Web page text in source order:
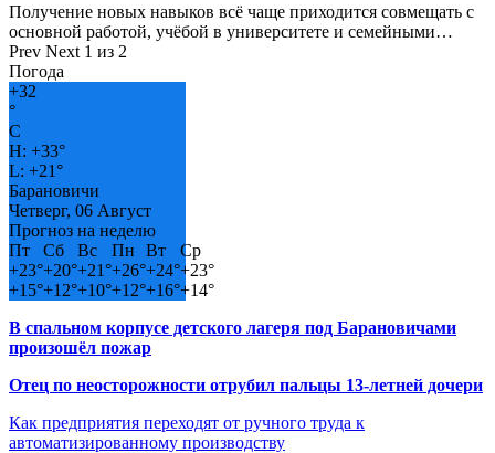
Получение новых навыков всё чаще приходится совмещать с
основной работой, учёбой в университете и семейными…
Prev Next 1 из 2
Погода
+32
°
C
H: +33°
L: +21°
Барановичи
Четверг, 06 Август
Прогноз на неделю
Пт
Сб Вс Пн Вт
Ср
+23°+20°+21°+26°+24°+23°
+15°+12°+10°+12°+16°+14°
В спальном корпусе детского лагеря под Барановичами
произошёл пожар
Отец по неосторожности отрубил пальцы 13-летней дочери
Как предприятия переходят от ручного труда к
автоматизированному производству